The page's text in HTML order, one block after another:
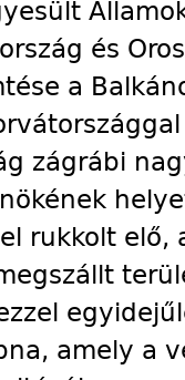
és
a
zágrábi
rukkolt elő,
amely a